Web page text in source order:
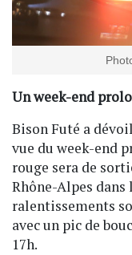
Un week-end
Bison Futé a
vue du week-end
rouge sera de
Rhône-Alpes dans
ralentissements
avec un pic de
17h.